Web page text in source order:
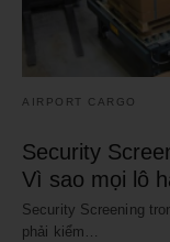
AIRPORT CARGO
Security
Vì sao mọi lô
Security Screening
phải kiểm…